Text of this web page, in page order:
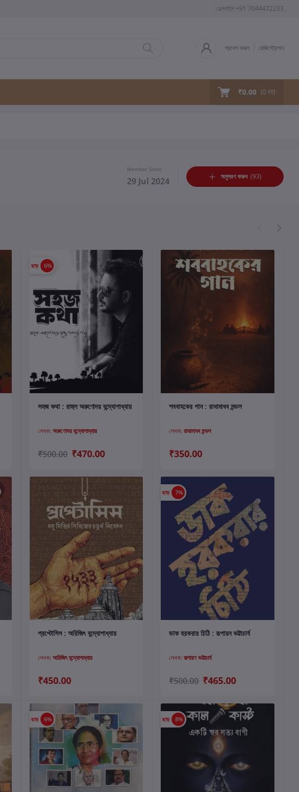
হেল্পলাইন +91 7044472233
প্রবেশ করুন রেজিস্ট্রেশান
₹0.00 (0 বই)
Member Since
29 Jul 2024 অনুসরণ করুন(93)
ছাড় 6%
কার্টে যোগ করুন
সহজ কথা : রাহুল অরুণোদয় বন্দ্যোপাধ্যায়
লেখক: অরুণোদয় বন্দ্যোপাধ্যায়
₹500.00 ₹470.00
কার্টে যোগ করুন
শববাহকের গান : রাধামাধব মন্ডল
লেখক:রাধামাধব মন্ডল
₹350.00
কার্টে যোগ করুন
প্রপ্টোসিস : অরিজিৎ বন্দ্যোপাধ্যায়
লেখক: অরিজিৎ বন্দ্যোপাধ্যায়
₹450.00
ছাড় 7%
কার্টে যোগ করুন
ডাক হরকরার চিঠি : রূপায়ন ভট্টাচার্য
লেখক:রূপায়ণ ভট্টাচার্য
₹500.00 ₹465.00
ছাড় 6% ছাড় 8%